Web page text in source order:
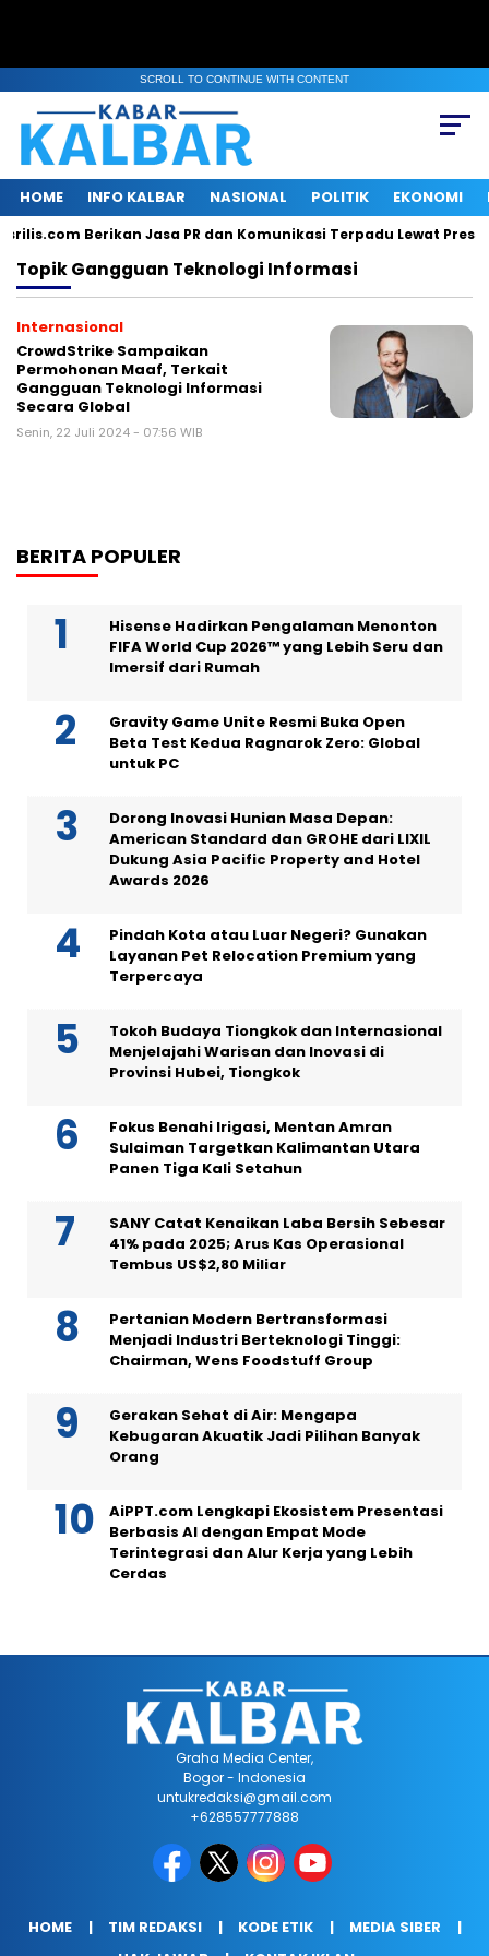
SCROLL TO CONTINUE WITH CONTENT
HOME INFO KALBAR NASIONAL POLITIK EKONOMI
Berikan Jasa PR dan Komunikasi Terpadu Lewat Press
TopikGangguan Teknologi Informasi
Internasional
CrowdStrike Sampaikan
Permohonan Maaf, Terkait
Gangguan Teknologi Informasi
Secara Global
Senin, 22 Juli 2024 - 07:56 WIB
BERITA POPULER
Hisense Hadirkan Pengalaman Menonton
FIFA World Cup 2026™ yang Lebih Seru dan
Imersif dari Rumah
Gravity Game Unite Resmi Buka Open
Beta Test Kedua Ragnarok Zero: Global
untuk PC
Dorong Inovasi Hunian Masa Depan:
American Standard dan GROHE dari LIXIL
Dukung Asia Pacific Property and Hotel
Awards 2026
Pindah Kota atau Luar Negeri? Gunakan
Layanan Pet Relocation Premium yang
Terpercaya
Tokoh Budaya Tiongkok dan Internasional
Menjelajahi Warisan dan Inovasi di
Provinsi Hubei, Tiongkok
Fokus Benahi Irigasi, Mentan Amran
Sulaiman Targetkan Kalimantan Utara
Panen Tiga Kali Setahun
SANY Catat Kenaikan Laba Bersih Sebesar
41% pada 2025; Arus Kas Operasional
Tembus US$2,80 Miliar
Pertanian Modern Bertransformasi
Menjadi Industri Berteknologi Tinggi:
Chairman, Wens Foodstuff Group
Gerakan Sehat di Air: Mengapa
Kebugaran Akuatik Jadi Pilihan Banyak
Orang
AiPPT.com Lengkapi Ekosistem Presentasi
Berbasis AI dengan Empat Mode
Terintegrasi dan Alur Kerja yang Lebih
Cerdas
Graha Media Center,
Bogor - Indonesia
untukredaksi@gmail.com
+628557777888
HOME TIM REDAKSI KODE ETIK
MEDIA SIBER